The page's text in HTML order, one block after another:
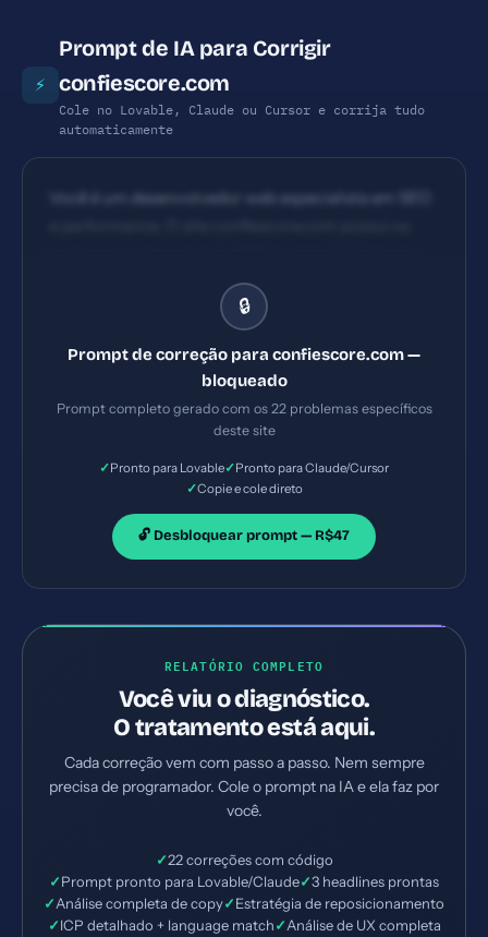
⚡
Prompt de IA para Corrigir
confiescore.com
Cole no Lovable, Claude ou Cursor e corrija tudo
automaticamente
Você é um desenvolvedor web especialista em SEO
Security Policy ausente 3) X-Frame-Options
ausente 4) X-Content-Type-Options ausente.
os arquivos necessários e configurações de servidor.
Priorize as correções críticas primeiro.
🔒
Prompt de correção para confiescore.com —
bloqueado
Prompt completo gerado com os 22 problemas específicos
deste site
✓Pronto para Lovable✓Pronto para Claude/Cursor
✓Copie e cole direto
🔓 Desbloquear prompt — R$47
RELATÓRIO COMPLETO
Você viu o diagnóstico.
O tratamento está aqui.
Cada correção vem com passo a passo. Nem sempre
precisa de programador. Cole o prompt na IA e ela faz por
você.
✓22 correções com código
✓Prompt pronto para Lovable/Claude✓3 headlines prontas
✓Análise completa de copy✓Estratégia de reposicionamento
✓ICP detalhado + language match✓Análise de UX completa